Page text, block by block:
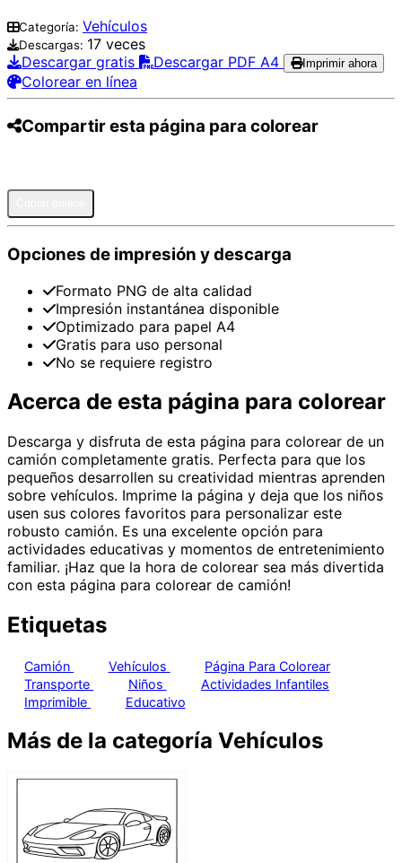
Categoría: Vehículos
Descargas: 17 veces
Descargar gratis
Descargar PDF A4 Imprimir ahora
Colorear en línea
Compartir esta página para colorear
Opciones de impresión y descarga
Formato PNG de alta calidad
Impresión instantánea disponible
Optimizado para papel A4
Gratis para uso personal
No se requiere registro
Acerca de esta página para colorear
Descarga y disfruta de esta página para colorear de un
camión completamente gratis. Perfecta para que los
pequeños desarrollen su creatividad mientras aprenden
sobre vehículos. Imprime la página y deja que los niños
usen sus colores favoritos para personalizar este
robusto camión. Es una excelente opción para
actividades educativas y momentos de entretenimiento
familiar. ¡Haz que la hora de colorear sea más divertida
con esta página para colorear de camión!
Etiquetas
Camión Vehículos
Página Para Colorear
Transporte
Niños
Actividades Infantiles
Imprimible
Educativo
Más de la categoría Vehículos